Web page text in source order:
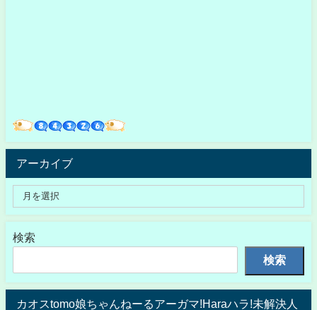
アーカイブ
検索
検索
カオスtomo娘ちゃんねーるアーガマ!Haraハラ!未解決人